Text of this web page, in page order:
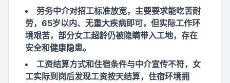
劳务中介对招工标准放宽，主要要求能吃苦耐
劳，65岁以内、无重大疾病即可，但实际工作环
境艰苦，部分女工超龄仍被隐瞒带入工地，存在
安全和健康隐患。
工资结算方式和住宿条件与中介宣传不符，女
工实际到岗后发现工资按天结算，住宿环境拥